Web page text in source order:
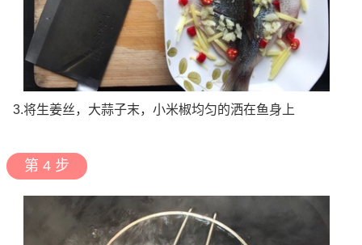
3.将生姜丝，大蒜子末，小米椒均匀的洒在鱼身上
第 4 步